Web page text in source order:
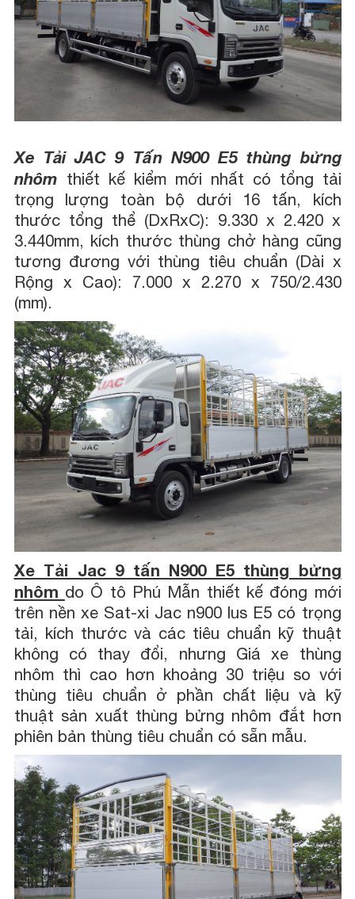
Xe Tải JAC 9 Tấn N900 E5 thùng bửng
nhôm thiết kế kiểm mới nhất có tổng tải
trọng lượng toàn bộ dưới 16 tấn, kích
thước tổng thể (DxRxC): 9.330 x 2.420 x
3.440mm, kích thước thùng chở hàng cũng
tương đương với thùng tiêu chuẩn (Dài x
Rộng x Cao): 7.000 x 2.270 x 750/2.430
(mm).
Xe Tải Jac 9 tấn N900 E5 thùng bửng
nhôm do Ô tô Phú Mẫn thiết kế đóng mới
trên nền xe Sat-xi Jac n900 lus E5 có trọng
tải, kích thước và các tiêu chuẩn kỹ thuật
không có thay đổi, nhưng Giá xe thùng
nhôm thì cao hơn khoảng 30 triệu so với
thùng tiêu chuẩn ở phần chất liệu và kỹ
thuật sản xuất thùng bửng nhôm đắt hơn
phiên bản thùng tiêu chuẩn có sẵn mẫu.